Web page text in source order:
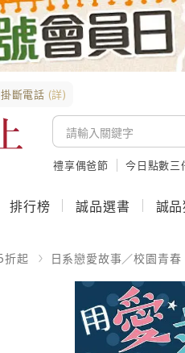
斷電話 (詳)
禮享偶爸節 今日點數三
排行榜 誠品選書 誠
折起 日系戀愛故事／校園青春